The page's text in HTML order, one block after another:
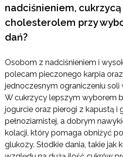
nadciśnieniem,
cholesterolem przy
dań?
Osobom z nadciśnieniem i
polecam pieczonego karpia
jednoczesnym ograniczeniu
W cukrzycy lepszym wyborem
jogurcie oraz pierogi z kapustą i
pełnoziarnistej, a dobrym
kolacji, który pomaga obniżyć
glukozy. Słodkie dania, takie jak